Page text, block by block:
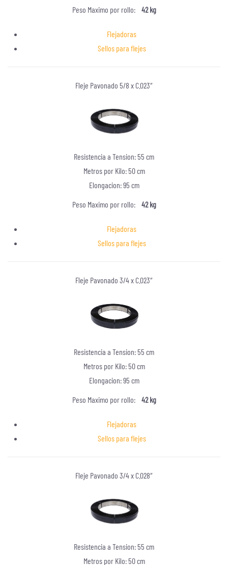
Peso Maximo por rollo:
42 kg
Flejadoras
Sellos para flejes
Fleje Pavonado 5/8 x C.023″
Resistencia a Tension: 55 cm
Metros por Kilo: 50 cm
Elongacion: 95 cm
Peso Maximo por rollo:
42 kg
Flejadoras
Sellos para flejes
Fleje Pavonado 3/4 x C.023″
Resistencia a Tension: 55 cm
Metros por Kilo: 50 cm
Elongacion: 95 cm
Peso Maximo por rollo:
42 kg
Flejadoras
Sellos para flejes
Fleje Pavonado 3/4 x C.028″
Resistencia a Tension: 55 cm
Metros por Kilo: 50 cm